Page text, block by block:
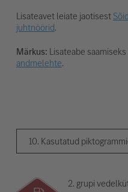
Lisateavet leiate jaotisest
juhtnöörid.
Märkus: Lisateabe
andmelehte.
10. Kasutatud
2. grupi